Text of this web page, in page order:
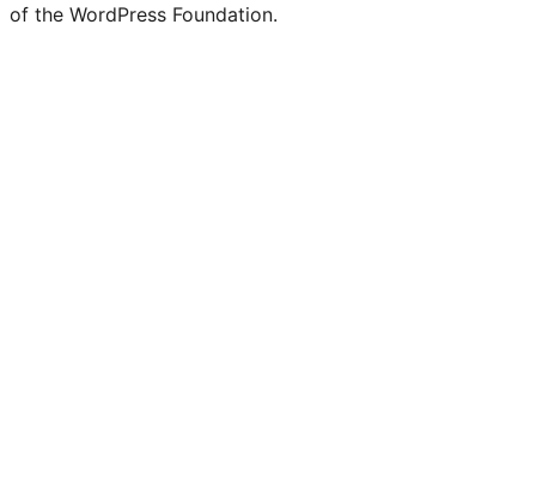
of the WordPress Foundation.